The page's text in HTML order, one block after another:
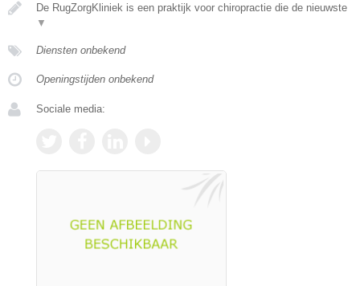
De RugZorgKliniek is een praktijk voor chiropractie die de nieuwste
▼
Diensten onbekend
Openingstijden onbekend
Sociale media: